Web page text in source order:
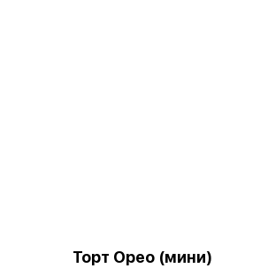
Торт Орео (мини)